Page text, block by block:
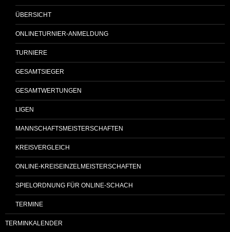
ÜBERSICHT
ONLINETURNIER-ANMELDUNG
TURNIERE
GESAMTSIEGER
GESAMTWERTUNGEN
LIGEN
MANNSCHAFTSMEISTERSCHAFTEN
KREISVERGLEICH
ONLINE-KREISEINZELMEISTERSCHAFTEN
SPIELORDNUNG FÜR ONLINE-SCHACH
TERMINE
TERMINKALENDER